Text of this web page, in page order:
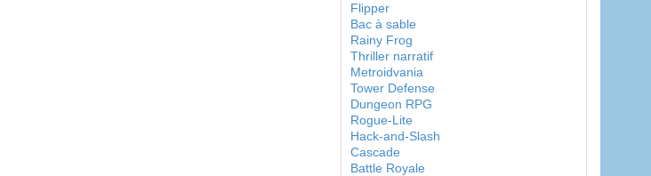
Flipper
Bac à sable
Rainy Frog
Thriller narratif
Metroidvania
Tower Defense
Dungeon RPG
Rogue-Lite
Hack-and-Slash
Cascade
Battle Royale